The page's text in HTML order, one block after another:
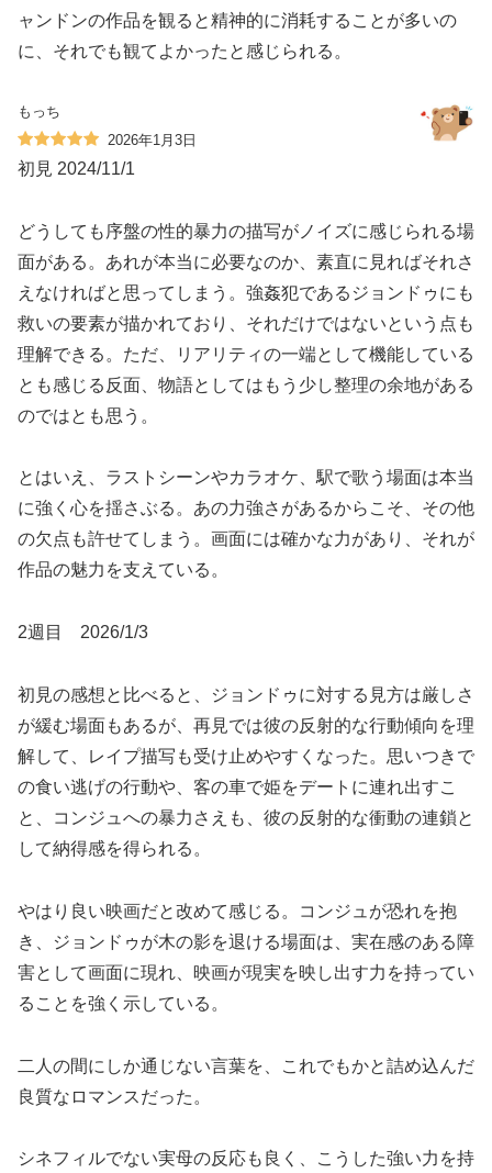
ャンドンの作品を観ると精神的に消耗することが多いの
に、それでも観てよかったと感じられる。
もっち
2026年1月3日
初見 2024/11/1
どうしても序盤の性的暴力の描写がノイズに感じられる場
面がある。あれが本当に必要なのか、素直に見ればそれさ
えなければと思ってしまう。強姦犯であるジョンドゥにも
救いの要素が描かれており、それだけではないという点も
理解できる。ただ、リアリティの一端として機能している
とも感じる反面、物語としてはもう少し整理の余地がある
のではとも思う。
とはいえ、ラストシーンやカラオケ、駅で歌う場面は本当
に強く心を揺さぶる。あの力強さがあるからこそ、その他
の欠点も許せてしまう。画面には確かな力があり、それが
作品の魅力を支えている。
2週目 2026/1/3
初見の感想と比べると、ジョンドゥに対する見方は厳しさ
が緩む場面もあるが、再見では彼の反射的な行動傾向を理
解して、レイプ描写も受け止めやすくなった。思いつきで
の食い逃げの行動や、客の車で姫をデートに連れ出すこ
と、コンジュへの暴力さえも、彼の反射的な衝動の連鎖と
して納得感を得られる。
やはり良い映画だと改めて感じる。コンジュが恐れを抱
き、ジョンドゥが木の影を退ける場面は、実在感のある障
害として画面に現れ、映画が現実を映し出す力を持ってい
ることを強く示している。
二人の間にしか通じない言葉を、これでもかと詰め込んだ
良質なロマンスだった。
シネフィルでない実母の反応も良く、こうした強い力を持